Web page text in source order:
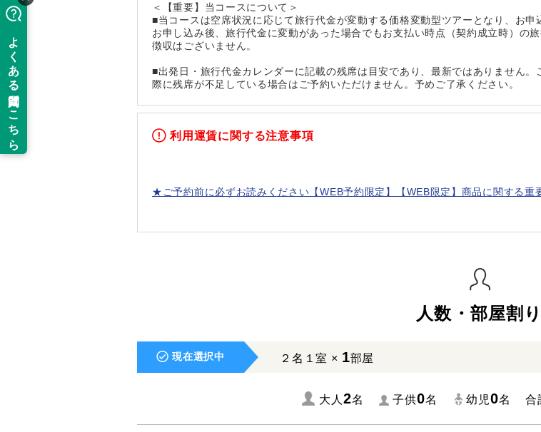
＜【重要】当コースについて＞
■当コースは空席状況に応じて旅行代金が変動する価格変動型ツアーとなり、お申
お申し込み後、旅行代金に変動があった場合でもお支払い時点（契約成立時）の
徴収はございません。
■出発日・旅行代金カレンダーに記載の残席は目安であり、最新ではありません
際に残席が不足している場合はご予約いただけません。予めご了承ください。
利用運賃に関する注意事項
★ご予約前に必ずお読みください【WEB予約限定】【WEB限定】商品に関する重
人数・部屋割り
現在選択中 ２名１室 × 1部屋
大人 2名 子供0名 幼児0名 合